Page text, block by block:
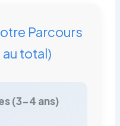
Parcours
au total)
(3-4 ans)